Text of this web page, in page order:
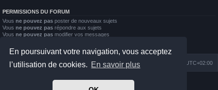
En poursuivant votre navigation, vous acceptez
l’utilisation de cookies. En savoir plus
PERMISSIONS DU FORUM
Vous ne pouvez pas poster de nouveaux sujets
Vous ne pouvez pas répondre aux sujets
Vous ne pouvez pas modifier vos messages
Vous
ne pouvez pas joindre des fichiers
Index du forum UTC+02:00
Nous contacter
Développé parphpBB® Forum Software © phpBB Limited